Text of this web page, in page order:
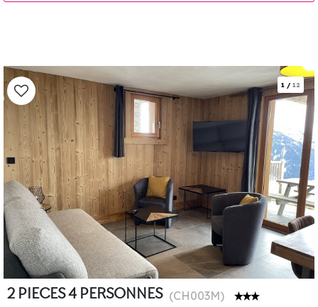
1 / 12
2 PIECES 4 PERSONNES (CH003M)